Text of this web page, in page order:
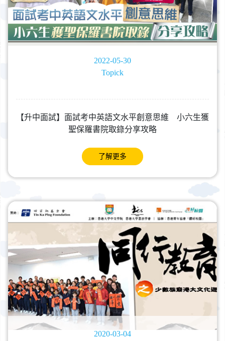
2022-05-30
Topick
【升中面試】面試考中英語文水平創意思維 小六生獲
聖保羅書院取錄分享攻略
了解更多
2020-03-04